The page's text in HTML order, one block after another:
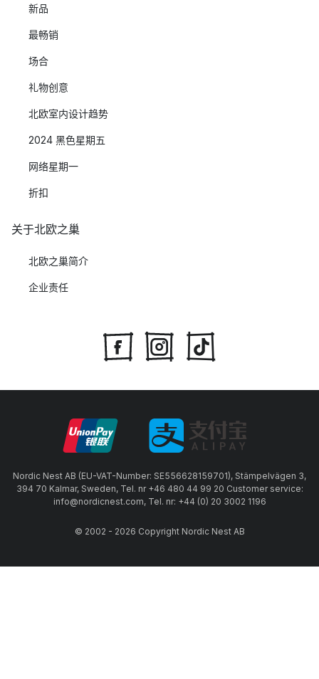
新品
最畅销
场合
礼物创意
北欧室内设计趋势
2024 黑色星期五
网络星期一
折扣
关于北欧之巢
北欧之巢简介
企业责任
Nordic Nest AB (EU-VAT-Number: SE556628159701), Stämpelvägen 3,
394 70 Kalmar, Sweden, Tel. nr +46 480 44 99 20 Customer service:
info@nordicnest.com, Tel. nr: +44 (0) 20 3002 1196
© 2002 - 2026 Copyright Nordic Nest AB